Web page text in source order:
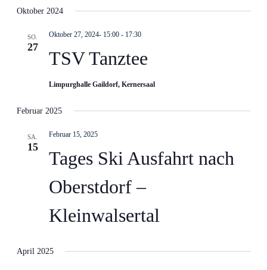
Oktober 2024
SO.
27
TSV Tanztee
Oktober 27, 2024- 15:00- 17:30
Limpurghalle Gaildorf, Kernersaal
Februar 2025
SA.
15
Tages Ski Ausfahrt nach
Oberstdorf –
Kleinwalsertal
Februar 15, 2025
April 2025